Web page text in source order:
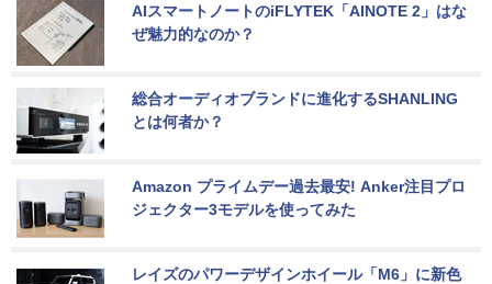
AIスマートノートのiFLYTEK「AINOTE 2」はな
ぜ魅力的なのか？
総合オーディオブランドに進化するSHANLING
とは何者か？
Amazon プライムデー過去最安! Anker注目プロ
ジェクター3モデルを使ってみた
レイズのパワーデザインホイール「M6」に新色